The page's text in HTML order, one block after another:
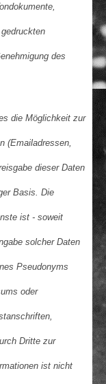
des
Möglichkeit zur
dieser Daten
Basis. Die
ist - soweit
solcher Daten
Pseudonyms
oder
Dritte zur
ist nicht